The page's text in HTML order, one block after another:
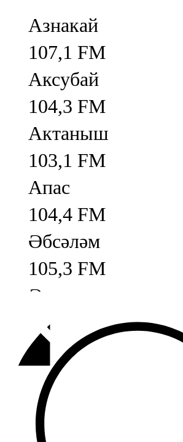
Азнакай
107,1 FM
Аксубай
104,3 FM
Актаныш
103,1 FM
Апас
104,4 FM
Әбсәләм
105,3 FM
Әлмәт
92,9 FM
Базарлы матак
107,1 FM
Балык бистәсе
104,9 FM